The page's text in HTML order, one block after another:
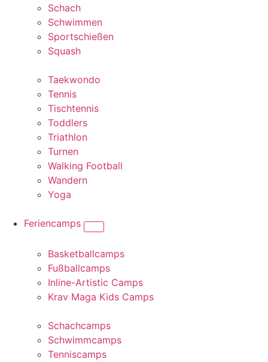
Schach
Schwimmen
Sportschießen
Squash
Taekwondo
Tennis
Tischtennis
Toddlers
Triathlon
Turnen
Walking Football
Wandern
Yoga
Feriencamps
Basketballcamps
Fußballcamps
Inline-Artistic Camps
Krav Maga Kids Camps
Schachcamps
Schwimmcamps
Tenniscamps